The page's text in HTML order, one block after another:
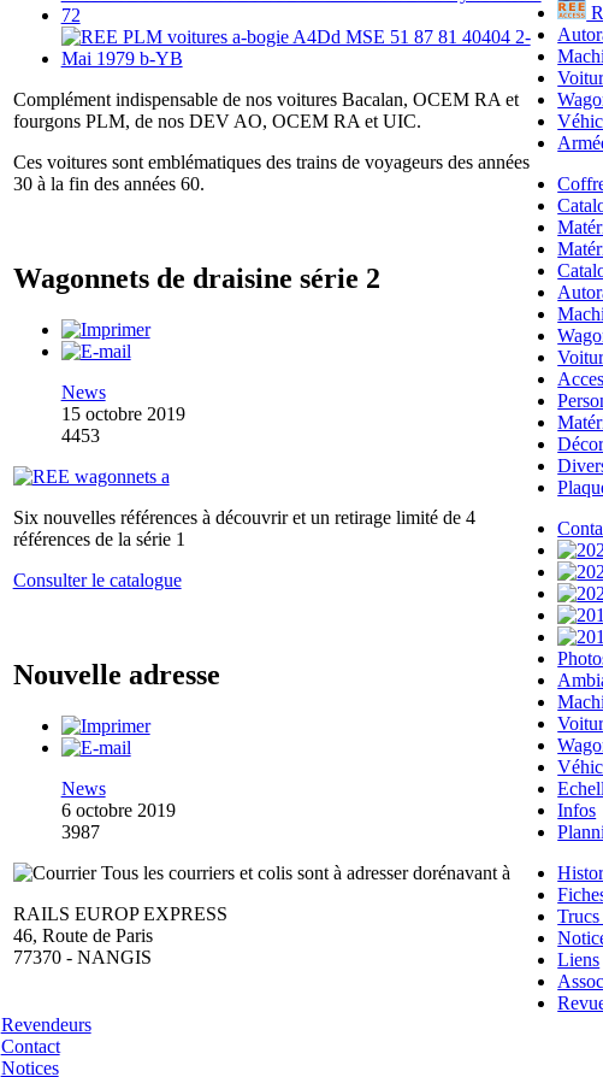
Complément indispensable de nos voitures Bacalan, OCEM RA et
fourgons PLM, de nos DEV AO, OCEM RA et UIC.
Ces voitures sont emblématiques des trains de voyageurs des années
30 à la fin des années 60.
Wagonnets de draisine série 2
News
15 octobre 2019
4453
Six nouvelles références à découvrir et un retirage limité de 4
références de la série 1
Consulter le catalogue
Nouvelle adresse
News
6 octobre 2019
3987
Tous les courriers et colis sont à adresser dorénavant à
RAILS EUROP EXPRESS
46, Route de Paris
77370 - NANGIS
Infos
Trucs
Liens
Revendeurs
Contact
Notices